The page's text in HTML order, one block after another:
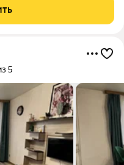
- Детский сад №
5